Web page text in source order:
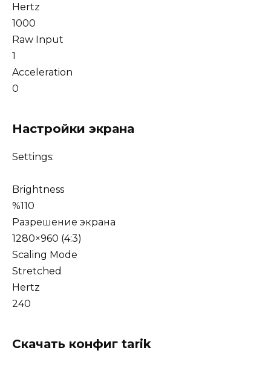
Hertz
1000
Raw Input
1
Acceleration
0
Настройки экрана
Settings:
Brightness
%110
Разрешение экрана
1280×960 (4:3)
Scaling Mode
Stretched
Hertz
240
Скачать конфиг tarik